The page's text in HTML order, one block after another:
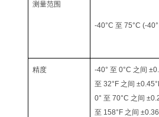
测量范围
-40°C 至 75°C (-
精度
-40° 至 0°C 之间
至 32°F 之间
0° 至 70°C 之间
至 158°F 之间